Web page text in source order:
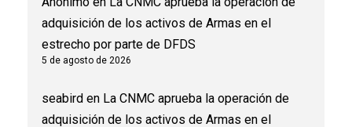
adquisición de los activos de Armas en el
estrecho por parte de DFDS
5 de agosto de 2026
seabird en La CNMC aprueba la operación de
adquisición de los activos de Armas en el